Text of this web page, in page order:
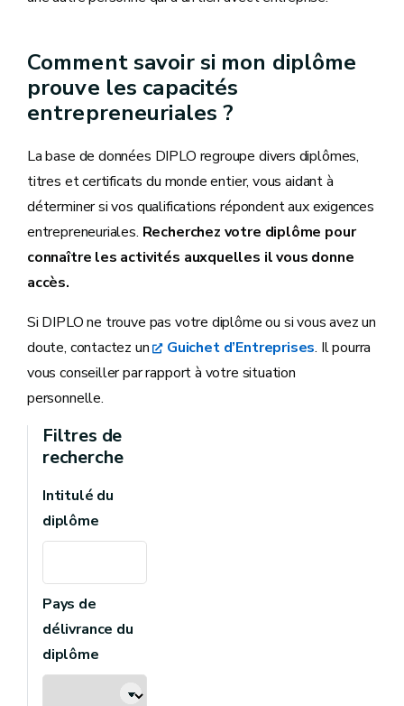
Comment savoir si mon diplôme
prouve les capacités
entrepreneuriales ?
La base de données DIPLO regroupe divers diplômes,
titres et certificats du monde entier, vous aidant à
déterminer si vos qualifications répondent aux exigences
entrepreneuriales. Recherchez votre diplôme pour
connaître les activités auxquelles il vous donne
accès.
Si DIPLO ne trouve pas votre diplôme ou si vous avez un
doute, contactez un
Guichet d’Entreprises. Il pourra
vous conseiller par rapport à votre situation
personnelle.
Filtres de
recherche
Intitulé du
diplôme
Pays de
délivrance du
diplôme